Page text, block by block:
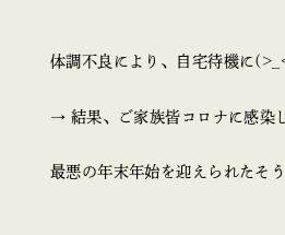
体調不良により、自宅待機に
→ 結果、ご家族皆コロナに感染
最悪の年末年始を迎えられたそ